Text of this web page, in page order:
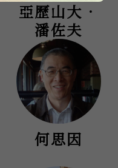
亞歷山大．
潘佐夫
何思因